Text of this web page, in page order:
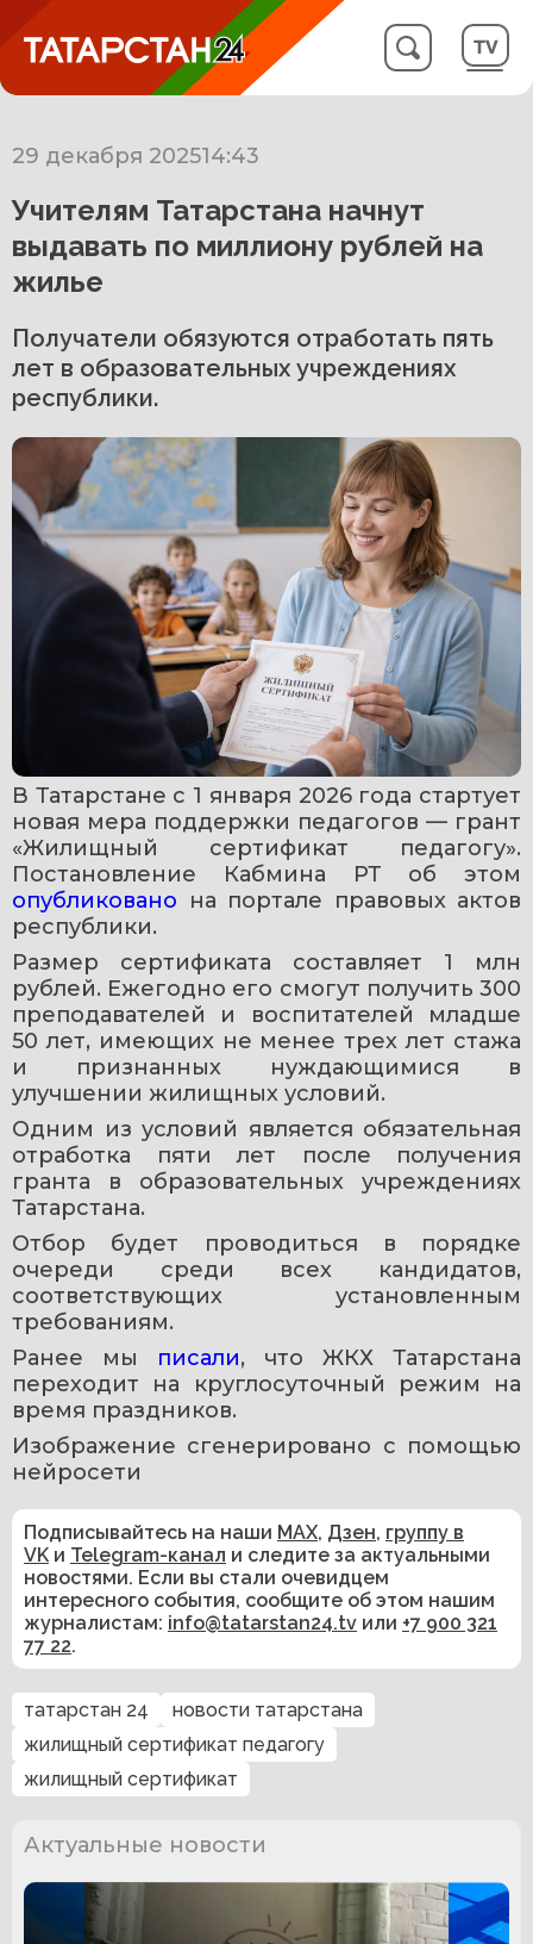
29 декабря 202514:43
Учителям Татарстана начнут
выдавать по миллиону рублей на
жилье
Получатели обязуются отработать пять
лет в образовательных учреждениях
республики.
В Татарстане с 1 января 2026 года стартует
новая мера поддержки педагогов — грант
«Жилищный сертификат педагогу».
опубликовано на портале правовых актов
республики.
Размер сертификата составляет 1 млн
рублей. Ежегодно его смогут получить 300
преподавателей и воспитателей младше
50 лет, имеющих не менее трех лет стажа
и признанных нуждающимися в
улучшении жилищных условий.
Одним из условий является обязательная
отработка пяти лет после получения
гранта в образовательных учреждениях
Татарстана.
Отбор будет проводиться в порядке
очереди среди всех кандидатов,
соответствующих установленным
требованиям.
Ранее мы писали, что ЖКХ Татарстана
переходит на круглосуточный режим на
время праздников.
Изображение сгенерировано с помощью
нейросети
Подписывайтесь на наши MAX, Дзен, группу в
VK и Telegram-канал и следите за актуальными
новостями. Если вы стали очевидцем
интересного события, сообщите об этом нашим
журналистам: info@tatarstan24.tv или +7 900 321
77 22.
татарстан 24
новости татарстана
жилищный сертификат педагогу
жилищный сертификат
Актуальные новости